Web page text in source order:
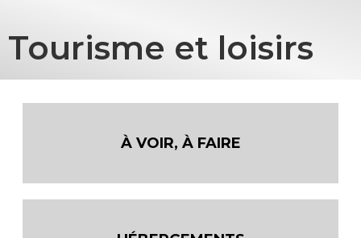
Tourisme et loisirs
À VOIR, À FAIRE